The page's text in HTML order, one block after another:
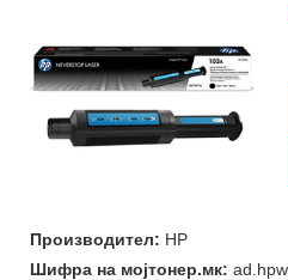
Производител: HP
Шифра на мојтонер.мк: